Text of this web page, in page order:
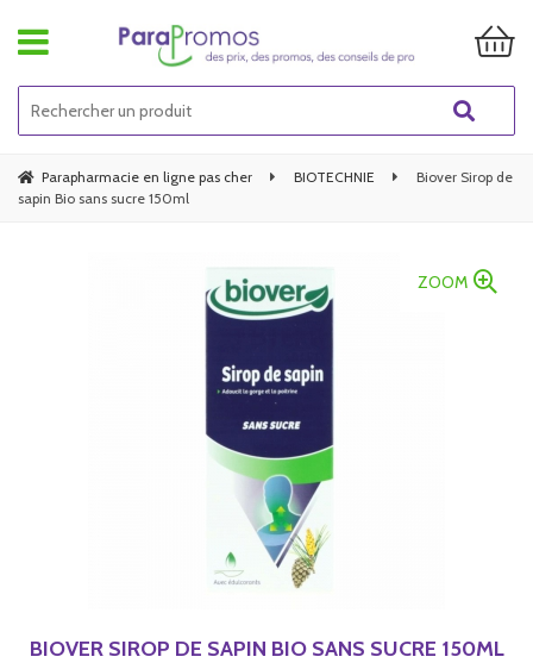
Parapharmacie en ligne pas cher BIOTECHNIE
Biover Sirop de
sapin Bio sans sucre 150ml
ZOOM
BIOVER SIROP DE SAPIN BIO SANS SUCRE 150ML